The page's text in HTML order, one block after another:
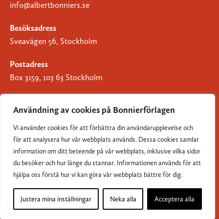
Användning av cookies på Bonnierförlagen
Vi använder cookies för att förbättra din användarupplevelse och
för att analysera hur vår webbplats används. Dessa cookies samlar
information om ditt beteende på vår webbplats, inklusive vilka sidor
du besöker och hur länge du stannar. Informationen används för att
hjälpa oss förstå hur vi kan göra vår webbplats bättre för dig.
Justera mina inställningar Neka alla Acceptera alla
info@albertbonniers.se
Besöksadress
Sveavägen 56, Stockholm
Postadress
Box 3159, 103 63 Stockholm
Om Bonnierförlagen
Cookies
Integritetspolicy